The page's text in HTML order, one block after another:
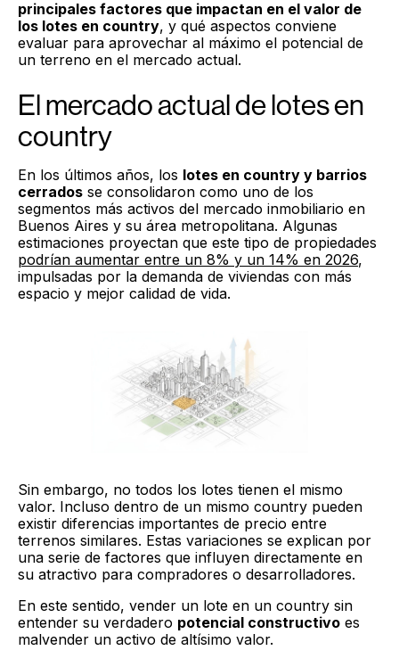
principales factores que impactan en el valor de
los lotes en country, y qué aspectos conviene
evaluar para aprovechar al máximo el potencial de
un terreno en el mercado actual.
El mercado actual de lotes en
country
En los últimos años, los lotes en country y barrios
cerrados se consolidaron como uno de los
segmentos más activos del mercado inmobiliario en
Buenos Aires y su área metropolitana. Algunas
estimaciones proyectan que este tipo de propiedades
podrían aumentar entre un 8% y un 14% en 2026,
impulsadas por la demanda de viviendas con más
espacio y mejor calidad de vida.
Sin embargo, no todos los lotes tienen el mismo
valor. Incluso dentro de un mismo country pueden
existir diferencias importantes de precio entre
terrenos similares. Estas variaciones se explican por
una serie de factores que influyen directamente en
su atractivo para compradores o desarrolladores.
En este sentido, vender un lote en un country sin
entender su verdadero potencial constructivo es
malvender un activo de altísimo valor.